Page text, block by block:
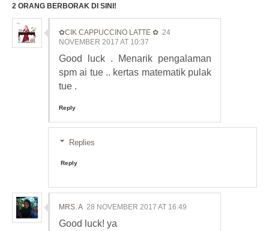
2 ORANG BERBORAK DI SINI!
✿CIK CAPPUCCINO LATTE ✿ 24
NOVEMBER 2017 AT 10:37
Good luck . Menarik pengalaman
spm ai tue .. kertas matematik pulak
tue .
Reply
Replies
Reply
MRS. A 28 NOVEMBER 2017 AT 16:49
Good luck! ya